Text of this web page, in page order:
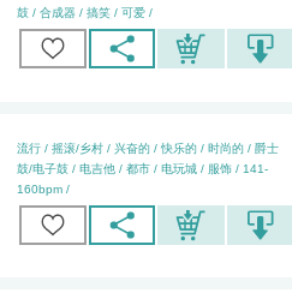
鼓 / 合成器 / 搞笑 / 可爱 /
流行 / 摇滚/乡村 / 兴奋的 / 快乐的 / 时尚的 / 爵士
鼓/电子鼓 / 电吉他 / 都市 / 电玩城 / 服饰 / 141-
160bpm /